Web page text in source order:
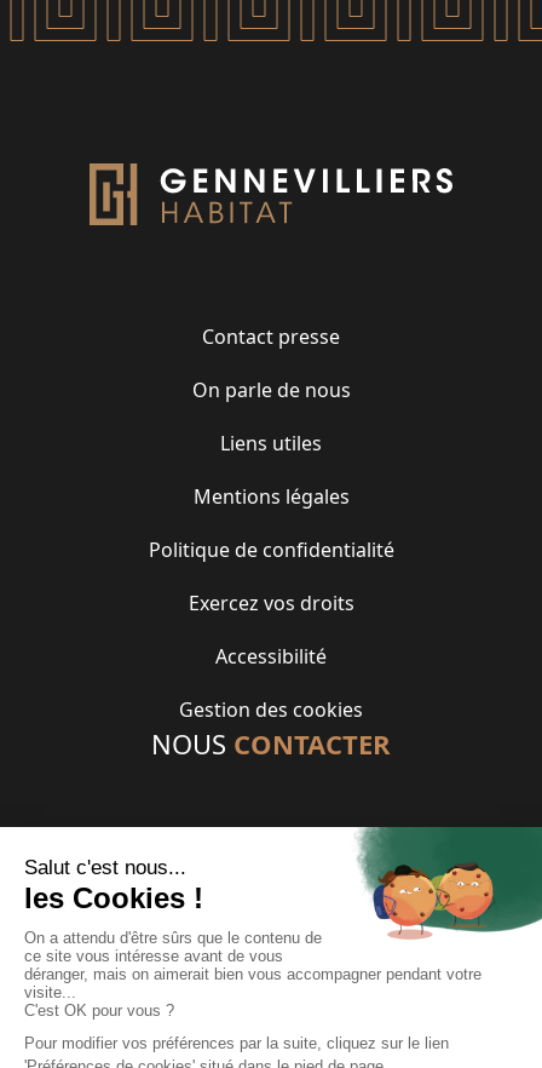
Contact presse
On parle de nous
Liens utiles
Mentions légales
Politique de confidentialité
Exercez vos droits
Accessibilité
Gestion des cookies
NOUS CONTACTER
contact@gennevilliershabitat.fr
33 rue des Chevrins
92230 GENNEVILLIERS